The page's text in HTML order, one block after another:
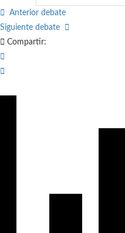
Anterior debate
Siguiente debate
Compartir: